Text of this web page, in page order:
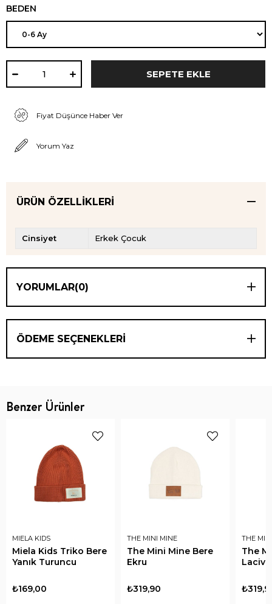
BEDEN
Fiyat Düşünce Haber Ver
Yorum Yaz
ÜRÜN ÖZELLIKLERI
Cinsiyet Erkek Çocuk
YORUMLAR(0)
ÖDEME SEÇENEKLERI
Benzer Ürünler
MIELA KIDS
Miela Kids Triko Bere
Yanık Turuncu
₺169,00
THE MINI MINE
The Mini Mine Bere
Ekru
₺319,90
THE
The